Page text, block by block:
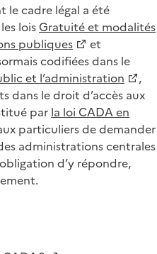
le cadre légal a été
loisGratuité et modalités
publiques
et
codifiées dans le
et l’administration
,
dans le droit d’accès aux
par la loi CADA en
particuliers de demander
administrations centrales
d’y répondre,